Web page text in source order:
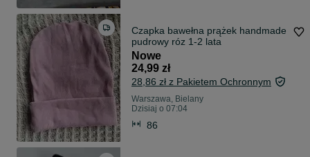
Czapka bawełna prążek handmade
pudrowy róz 1-2 lata
Nowe
24,99 zł
28,86 zł z Pakietem Ochronnym
Warszawa, Bielany
Dzisiaj o 07:04
86